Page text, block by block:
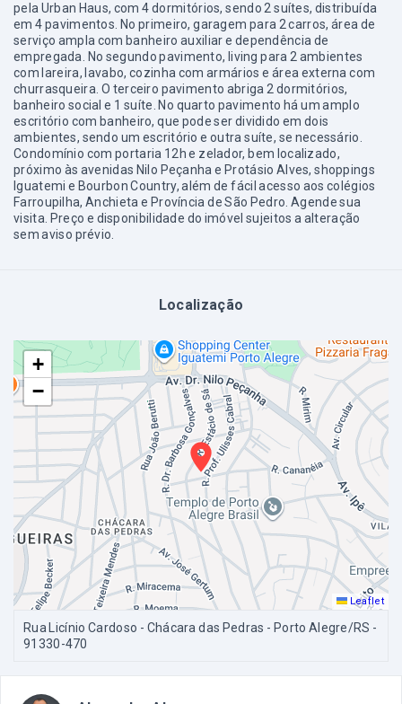
pela Urban Haus, com 4 dormitórios, sendo 2 suítes, distribuída
em 4 pavimentos. No primeiro, garagem para 2 carros, área de
serviço ampla com banheiro auxiliar e dependência de
empregada. No segundo pavimento, living para 2 ambientes
com lareira, lavabo, cozinha com armários e área externa com
churrasqueira. O terceiro pavimento abriga 2 dormitórios,
banheiro social e 1 suíte. No quarto pavimento há um amplo
escritório com banheiro, que pode ser dividido em dois
ambientes, sendo um escritório e outra suíte, se necessário.
Condomínio com portaria 12h e zelador, bem localizado,
próximo às avenidas Nilo Peçanha e Protásio Alves, shoppings
Iguatemi e Bourbon Country, além de fácil acesso aos colégios
Farroupilha, Anchieta e Província de São Pedro. Agende sua
visita. Preço e disponibilidade do imóvel sujeitos a alteração
sem aviso prévio.
Localização
+
−
Leaflet
Rua Licínio Cardoso - Chácara das Pedras - Porto Alegre/RS -
91330-470